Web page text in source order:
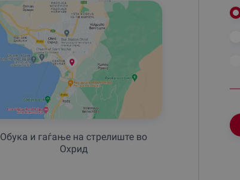
Обука и гаѓање на стрелиште во
Охрид